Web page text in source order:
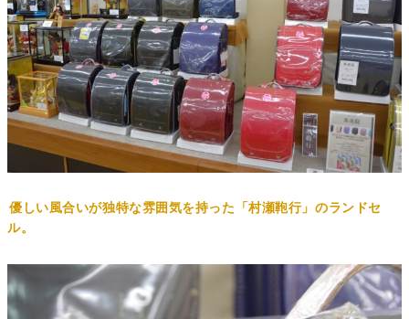
優しい風合いが独特な雰囲気を持った「村瀬鞄行」のランドセ
ル。